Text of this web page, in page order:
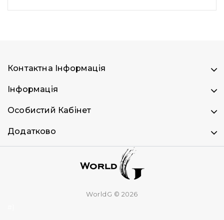
Контактна Інформація
Інформація
Особистий Кабінет
Додатково
WorldG © 2026